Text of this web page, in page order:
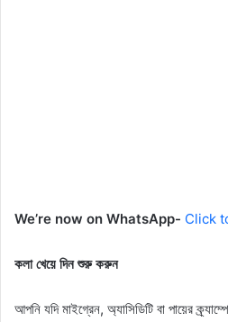
We’re now on WhatsApp- Click
কলা খেয়ে দিন শুরু করুন
আপনি যদি মাইগ্রেন, অ্যাসিডিটি বা পায়ের